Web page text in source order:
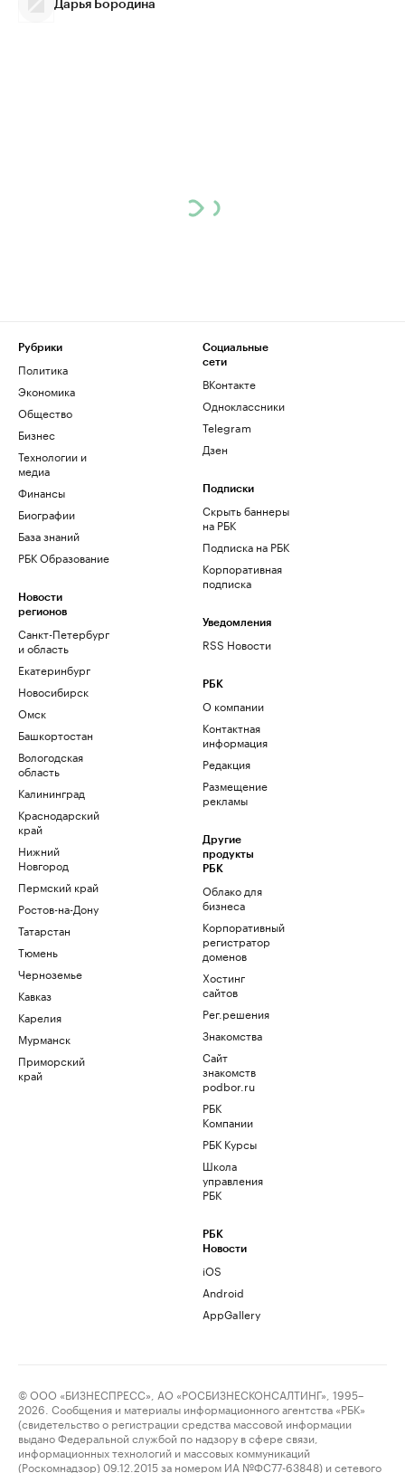
Дарья Бородина
Рубрики
Политика
Экономика
Общество
Бизнес
Технологии и
медиа
Финансы
Биографии
База знаний
РБК Образование
Новости
регионов
Санкт-Петербург
и область
Екатеринбург
Новосибирск
Омск
Башкортостан
Вологодская
область
Калининград
Краснодарский
край
Нижний
Новгород
Пермский край
Ростов-на-Дону
Татарстан
Тюмень
Черноземье
Кавказ
Карелия
Мурманск
Приморский
край
Социальные
сети
ВКонтакте
Одноклассники
Telegram
Дзен
Подписки
Скрыть баннеры
на РБК
Подписка на РБК
Корпоративная
подписка
Уведомления
RSS Новости
РБК
О компании
Контактная
информация
Редакция
Размещение
рекламы
Другие
продукты
РБК
Облако для
бизнеса
Корпоративный
регистратор
доменов
Хостинг
сайтов
Рег.решения
Знакомства
Сайт
знакомств
podbor.ru
РБК
Компании
РБК Курсы
Школа
управления
РБК
РБК
Новости
iOS
Android
AppGallery
© ООО «БИЗНЕСПРЕСС», АО «РОСБИЗНЕСКОНСАЛТИНГ», 1995–
2026. Сообщения и материалы информационного агентства «РБК»
(свидетельство о регистрации средства массовой информации
выдано Федеральной службой по надзору в сфере связи,
информационных технологий и массовых коммуникаций
(Роскомнадзор) 09.12.2015 за номером ИА №ФС77-63848) и сетевого